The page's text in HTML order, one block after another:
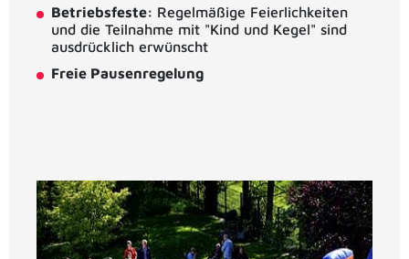
Betriebsfeste: Regelmäßige Feierlichkeiten
und die Teilnahme mit "Kind und Kegel" sind
ausdrücklich erwünscht
Freie Pausenregelung